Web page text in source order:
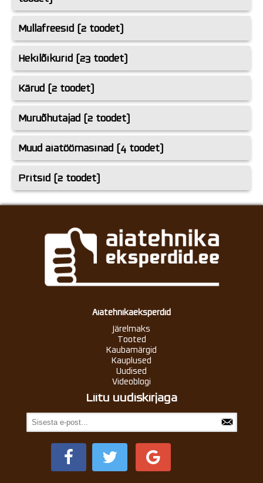
Mullafreesid (2 toodet)
Hekilõikurid (23 toodet)
Kärud (2 toodet)
Muruõhutajad (2 toodet)
Muud aiatöömasinad (4 toodet)
Pritsid (2 toodet)
Aiatehnikaeksperdid
Järelmaks
Tooted
Kaubamärgid
Kauplused
Uudised
Videoblogi
Liitu uudiskirjaga